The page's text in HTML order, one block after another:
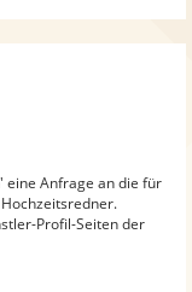
eine Anfrage an die für
Profil-Seiten der